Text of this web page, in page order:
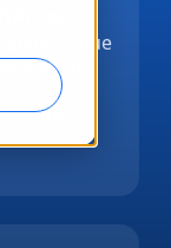
que
para